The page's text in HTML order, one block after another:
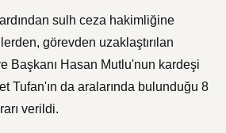
sulh ceza hakimliğine
görevden uzaklaştırılan
Başkanı Hasan Mutlu'nun kardeşi
Tufan'ın da aralarında bulunduğu 8
verildi.